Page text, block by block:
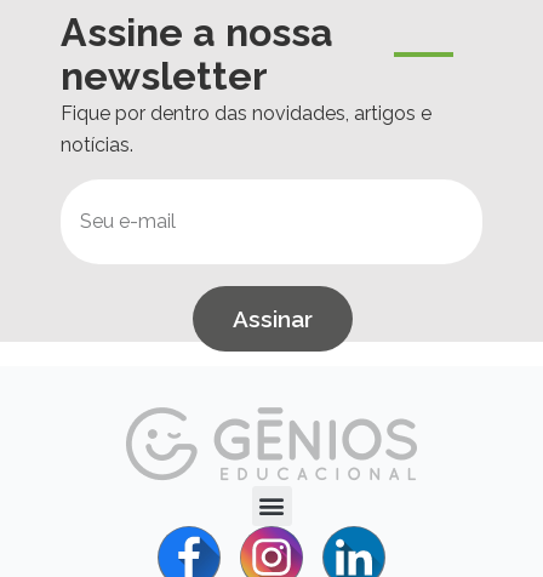
Assine a nossa
newsletter
Fique por dentro das novidades, artigos e
notícias.
Assinar